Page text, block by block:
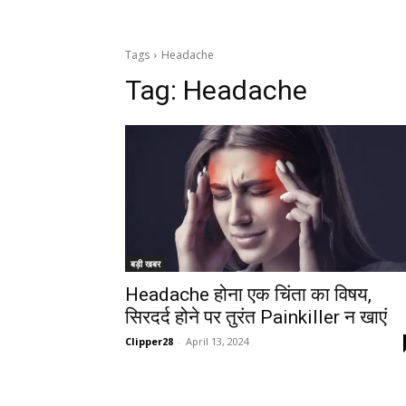
Tags Headache
Tag: Headache
बड़ी खबर
Headache होना एक चिंता का विषय,
सिरदर्द होने पर तुरंत Painkiller न खाएं
Clipper28 - April 13, 2024